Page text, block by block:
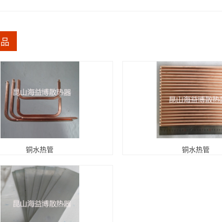
铜水热管 铜水热管